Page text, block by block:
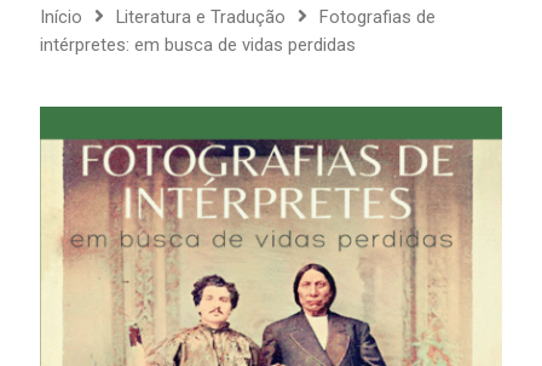
Início Literatura e Tradução
Fotografias de
intérpretes: em busca de vidas perdidas